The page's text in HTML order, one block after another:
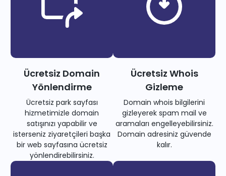
Ücretsiz Domain
Yönlendirme
Ücretsiz park sayfası
hizmetimizle domain
satışınızı yapabilir ve
isterseniz ziyaretçileri başka
bir web sayfasına ücretsiz
yönlendirebilirsiniz.
Ücretsiz Whois
Gizleme
Domain whois bilgilerini
gizleyerek spam mail ve
aramaları engelleyebilirsiniz.
Domain adresiniz güvende
kalır.